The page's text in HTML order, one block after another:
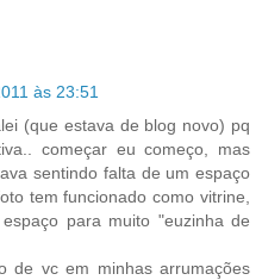
às 23:51
(que estava de blog novo) pq
começar eu começo, mas
sentindo falta de um espaço
tem funcionado como vitrine,
para muito "euzinha de
de vc em minhas arrumações